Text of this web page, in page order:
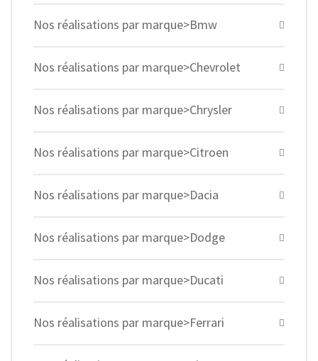
Nos réalisations par marque>Bmw
Nos réalisations par marque>Chevrolet
Nos réalisations par marque>Chrysler
Nos réalisations par marque>Citroen
Nos réalisations par marque>Dacia
Nos réalisations par marque>Dodge
Nos réalisations par marque>Ducati
Nos réalisations par marque>Ferrari